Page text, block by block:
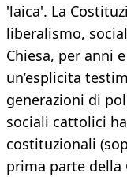
'laica'. La
liberalismo,
Chiesa, per anni
un’esplicita
generazioni di
sociali cattolici
costituzionali
prima parte della